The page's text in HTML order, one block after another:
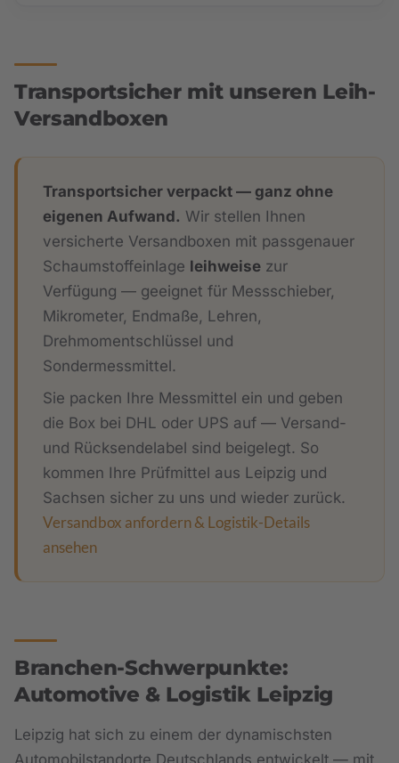
Transportsicher mit unseren Leih-
Versandboxen
Transportsicher verpackt — ganz ohne
eigenen Aufwand. Wir stellen Ihnen
versicherte Versandboxen mit passgenauer
Schaumstoffeinlage leihweise zur
Verfügung — geeignet für Messschieber,
Mikrometer, Endmaße, Lehren,
Drehmomentschlüssel und
Sondermessmittel.
Sie packen Ihre Messmittel ein und geben
die Box bei DHL oder UPS auf — Versand-
und Rücksendelabel sind beigelegt. So
kommen Ihre Prüfmittel aus Leipzig und
Sachsen sicher zu uns und wieder zurück.
Versandbox anfordern & Logistik-Details
ansehen
Branchen-Schwerpunkte:
Automotive & Logistik Leipzig
Leipzig hat sich zu einem der dynamischsten
Automobilstandorte Deutschlands entwickelt — mit